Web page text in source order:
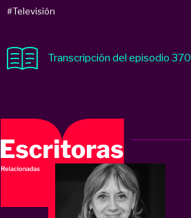
#Televisión
Transcripción del episodio 370